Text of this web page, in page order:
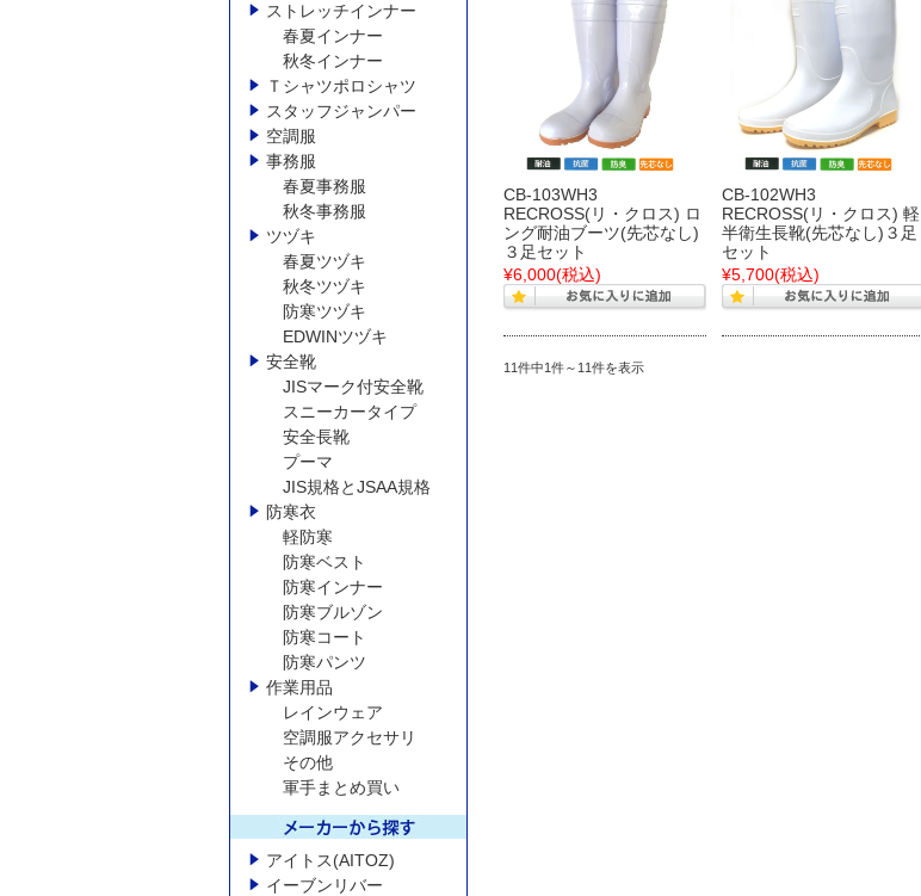
CB-103WH3
RECROSS(リ・クロス) ロ
ング耐油ブーツ(先芯なし)
３足セット
¥6,000(税込)
CB-102WH3
RECROSS(リ・クロス) 軽
半衛生長靴(先芯なし)３足
セット
¥5,700(税込)
11件中1件～11件を表示
ストレッチインナー
春夏インナー
秋冬インナー
Ｔシャツポロシャツ
スタッフジャンパー
空調服
事務服
春夏事務服
秋冬事務服
ツヅキ
春夏ツヅキ
秋冬ツヅキ
防寒ツヅキ
EDWINツヅキ
安全靴
JISマーク付安全靴
スニーカータイプ
安全長靴
プーマ
JIS規格とJSAA規格
防寒衣
軽防寒
防寒ベスト
防寒インナー
防寒ブルゾン
防寒コート
防寒パンツ
作業用品
レインウェア
空調服アクセサリ
その他
軍手まとめ買い
アイトス(AITOZ)
イーブンリバー